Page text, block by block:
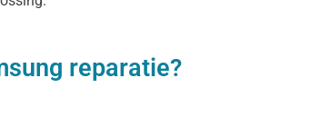
reparatie?